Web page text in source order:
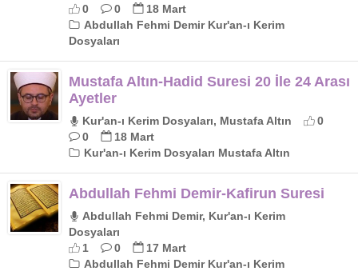
0
0
18 Mart
Abdullah Fehmi Demir Kur'an-ı Kerim
Dosyaları
Mustafa Altın-Hadid Suresi 20 İle 24 Arası
Ayetler
Kur'an-ı Kerim Dosyaları, Mustafa Altın
0
0
18 Mart
Kur'an-ı Kerim Dosyaları Mustafa Altın
Abdullah Fehmi Demir-Kafirun Suresi
Abdullah Fehmi Demir, Kur'an-ı Kerim
Dosyaları
1
0
17 Mart
Abdullah Fehmi Demir Kur'an-ı Kerim